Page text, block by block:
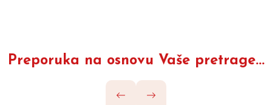
Preporuka na osnovu Vaše pretrage...